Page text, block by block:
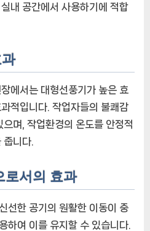
내 공간에서 사용하기에 적합
에서는 대형선풍기가 높은 효
적입니다. 작업자들의 불쾌감
며, 작업환경의 온도를 안정적
니다.
로서의 효과
선한 공기의 원활한 이동이 중
하여 이를 유지할 수 있습니다.